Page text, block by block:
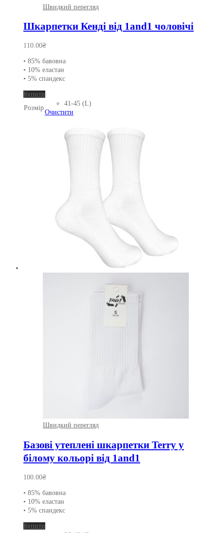
Швидкий перегляд
Шкарпетки Кенді від 1and1 чоловічі
110.00₴
• 85% бавовна
• 10% еластан
• 5% спандекс
Купити
товар
має
варіантів.
Параметри
вибрати
Розмір
41-45 (L)
Очистити
Швидкий перегляд
Базові утеплені шкарпетки Terry у
білому кольорі від 1and1
100.00₴
• 85% бавовна
• 10% еластан
• 5% спандекс
Купити